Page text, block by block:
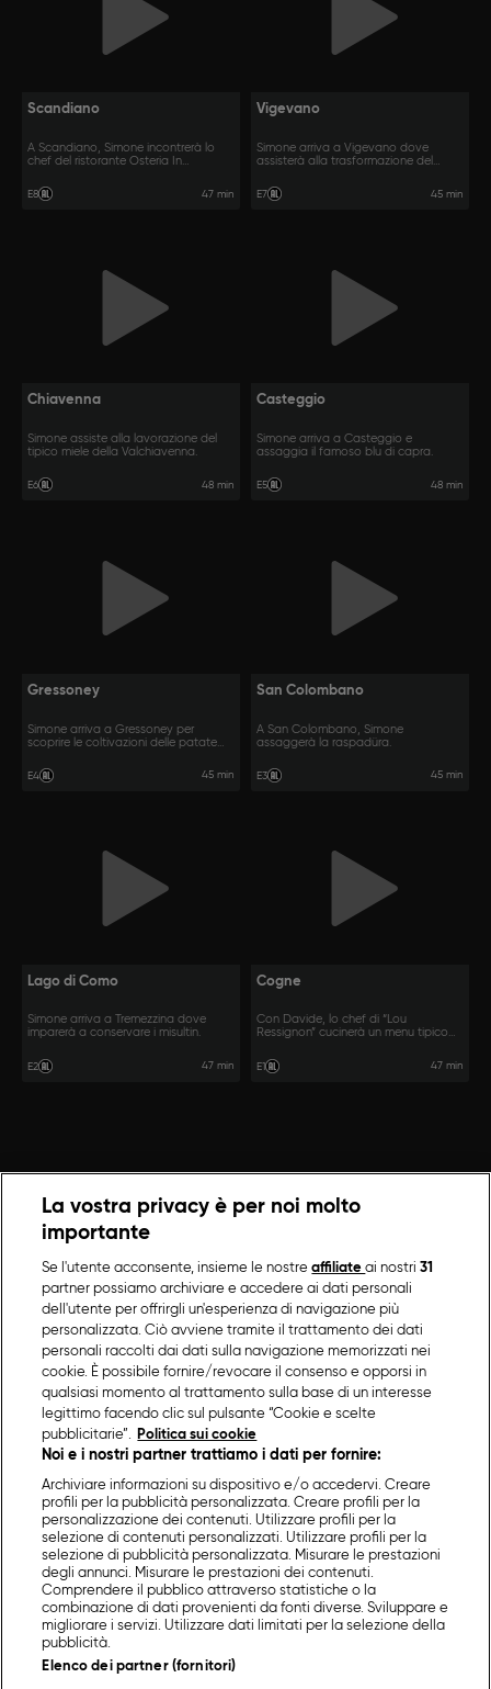
Scandiano
A Scandiano, Simone incontrerà lo
chef del ristorante Osteria In
E8 47 min
Vigevano
Simone arriva a Vigevano dove
assisterà alla trasformazione del
E7 45 min
Chiavenna
Simone assiste alla lavorazione del
tipico miele della Valchiavenna.
E6 48 min
Casteggio
Simone arriva a Casteggio e
assaggia il famoso blu di capra.
E5 48 min
Gressoney
Simone arriva a Gressoney per
scoprire le coltivazioni delle patate
E4 45 min
San Colombano
A San Colombano, Simone
assaggerà la raspadüra.
E3 45 min
Lago di Como
Simone arriva a Tremezzina dove
imparerà a conservare i misultin.
E2 47 min
Cogne
Con Davide, lo chef di “Lou
Ressignon” cucinerà un menu tipico
E1 47 min
La vostra privacy è per noi molto
importante
Se l'utente acconsente, insieme le nostreaffiliateai nostri31
partner possiamo archiviare e accedere ai dati personali
dell'utente per offrirgli un'esperienza di navigazione più
personalizzata. Ciò avviene tramite il trattamento dei dati
personali raccolti dai dati sulla navigazione memorizzati nei
cookie. È possibile fornire/revocare il consenso e opporsi in
qualsiasi momento al trattamento sulla base di un interesse
legittimo facendo clic sul pulsante “Cookie e scelte
pubblicitarie”.
Politica sui cookie
Noi e i nostri partner trattiamo i dati per fornire:
Archiviare informazioni su dispositivo e/o accedervi. Creare
profili per la pubblicità personalizzata. Creare profili per la
personalizzazione dei contenuti. Utilizzare profili per la
selezione di contenuti personalizzati. Utilizzare profili per la
selezione di pubblicità personalizzata. Misurare le prestazioni
degli annunci. Misurare le prestazioni dei contenuti.
Comprendere il pubblico attraverso statistiche o la
combinazione di dati provenienti da fonti diverse. Sviluppare e
migliorare i servizi. Utilizzare dati limitati per la selezione della
pubblicità.
Elenco dei partner (fornitori)